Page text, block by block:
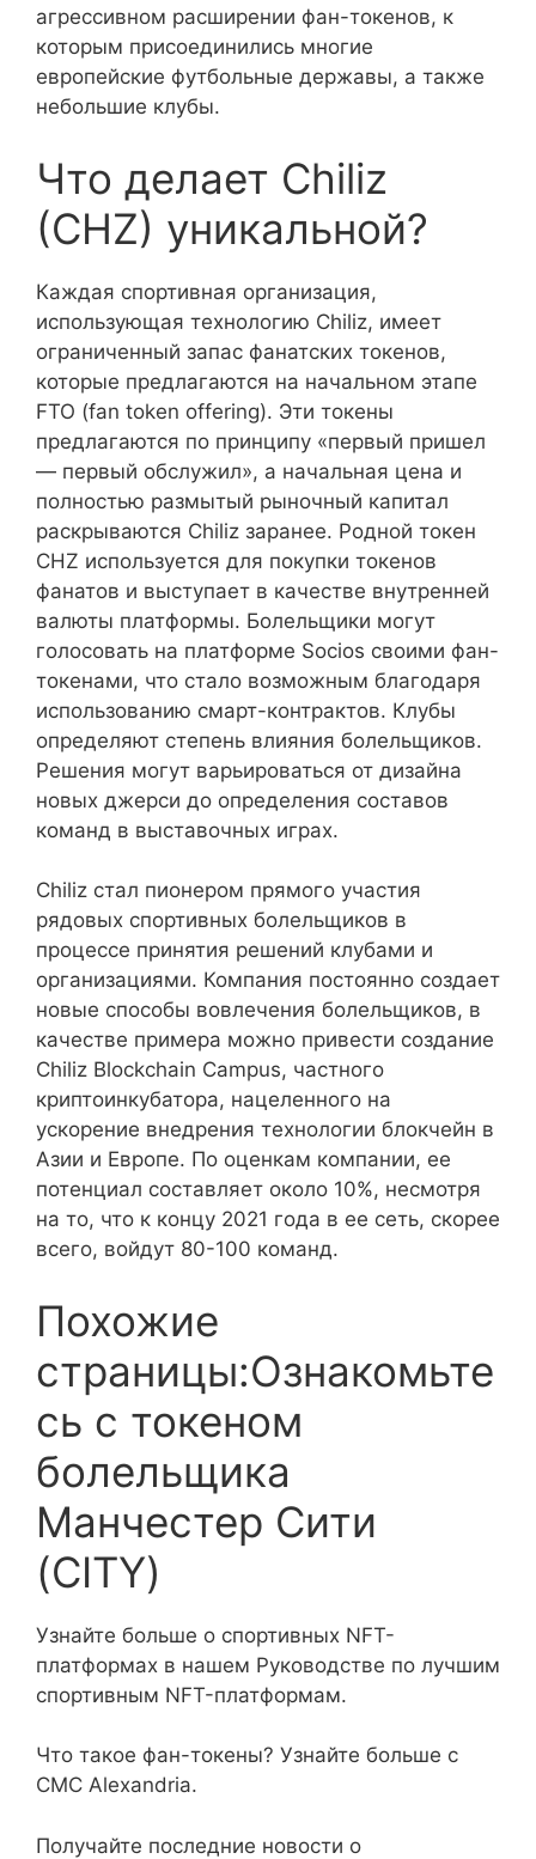
агрессивном расширении фан-токенов, к
которым присоединились многие
европейские футбольные державы, а также
небольшие клубы.
Что делает Chiliz
(CHZ) уникальной?
Каждая спортивная организация,
использующая технологию Chiliz, имеет
ограниченный запас фанатских токенов,
которые предлагаются на начальном этапе
FTO (fan token offering). Эти токены
предлагаются по принципу «первый пришел
— первый обслужил», а начальная цена и
полностью размытый рыночный капитал
раскрываются Chiliz заранее. Родной токен
CHZ используется для покупки токенов
фанатов и выступает в качестве внутренней
валюты платформы. Болельщики могут
голосовать на платформе Socios своими фан-
токенами, что стало возможным благодаря
использованию смарт-контрактов. Клубы
определяют степень влияния болельщиков.
Решения могут варьироваться от дизайна
новых джерси до определения составов
команд в выставочных играх.
Chiliz стал пионером прямого участия
рядовых спортивных болельщиков в
процессе принятия решений клубами и
организациями. Компания постоянно создает
новые способы вовлечения болельщиков, в
качестве примера можно привести создание
Chiliz Blockchain Campus, частного
криптоинкубатора, нацеленного на
ускорение внедрения технологии блокчейн в
Азии и Европе. По оценкам компании, ее
потенциал составляет около 10%, несмотря
на то, что к концу 2021 года в ее сеть, скорее
всего, войдут 80-100 команд.
Похожие
страницы:Ознакомьте
сь с токеном
болельщика
Манчестер Сити
(CITY)
Узнайте больше о спортивных NFT-
платформах в нашем Руководстве по лучшим
спортивным NFT-платформам.
Что такое фан-токены? Узнайте больше с
CMC Alexandria.
Получайте последние новости о